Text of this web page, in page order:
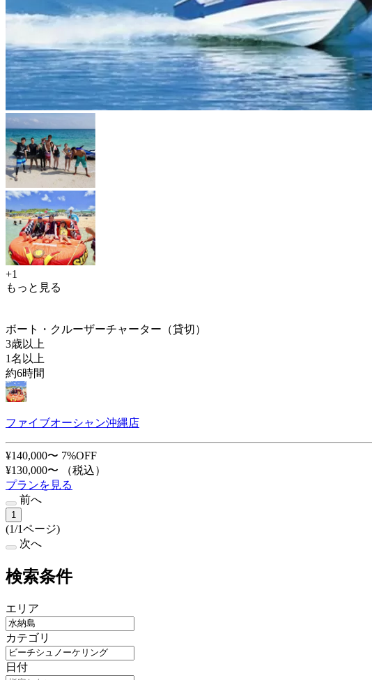
+1
もっと見る
ボート・クルーザーチャーター（貸切）
3歳以上
1名以上
約6時間
ファイブオーシャン沖縄店
¥140,000〜 7%OFF
¥130,000〜
（税込）
プランを見る
前へ
1
(1/1ページ)
次へ
検索条件
エリア
カテゴリ
日付